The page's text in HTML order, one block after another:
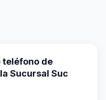
teléfono de
Sucursal Suc